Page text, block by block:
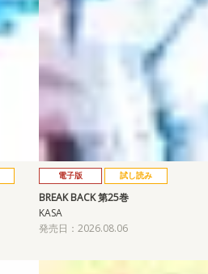
電子版 試し読み
BREAK BACK 第25巻
KASA
発売日：2026.08.06